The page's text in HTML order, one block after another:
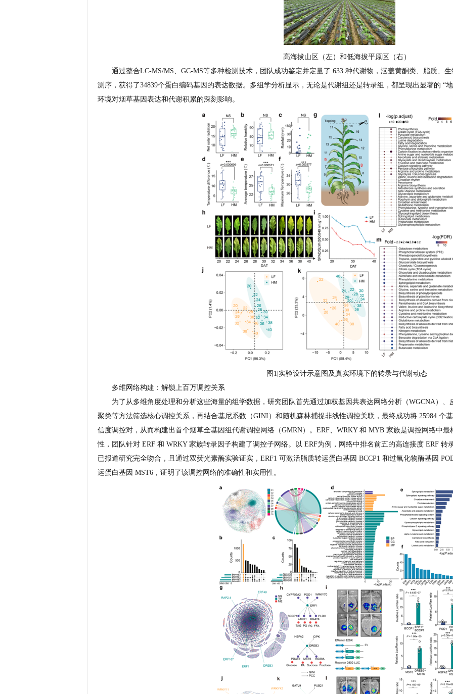
高海拔山区（左）和低海拔平原区（右）
通过整合LC-MS/MS、GC-MS等多种检测技术，团队成功鉴定并定量了 633 种代谢物，涵盖黄酮类、脂质、
测序，获得了34839个蛋白编码基因的表达数据。多组学分析显示，无论是代谢组还是转录组，都呈现出显著的 “
环境对烟草基因表达和代谢积累的深刻影响。
图1|实验设计示意图及真实环境下的转录与代谢动态
多维网络构建：解锁上百万调控关系
为了从多维角度处理和分析这些海量的组学数据，研究团队首先通过加权基因共表达网络分析（WGCNA）、
聚类等方法筛选核心调控关系，再结合基尼系数（GINI）和随机森林捕捉非线性调控关联，最终成功将 25984 个
信度调控对，从而构建出首个烟草全基因组代谢调控网络（GMRN）。ERF、WRKY 和 MYB 家族是调控网络中
性，团队针对 ERF 和 WRKY 家族转录因子构建了调控子网络。以 ERF为例，网络中排名前五的高连接度 ERF 转
已报道研究完全吻合，且通过双荧光素酶实验证实，ERF1 可激活脂质转运蛋白基因 BCCP1 和过氧化物酶基因
运蛋白基因 MST6，证明了该调控网络的准确性和实用性。